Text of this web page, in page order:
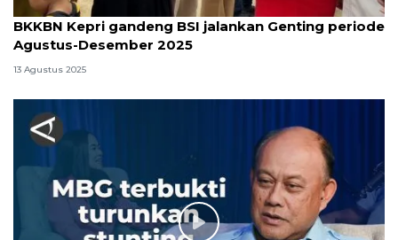
BKKBN Kepri gandeng BSI jalankan Genting periode
Agustus-Desember 2025
13 Agustus 2025